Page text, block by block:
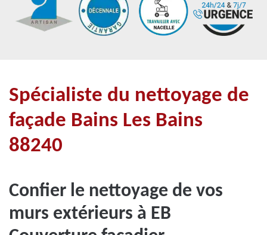
Spécialiste du nettoyage de
façade Bains Les Bains
88240
Confier le nettoyage de vos
murs extérieurs à EB